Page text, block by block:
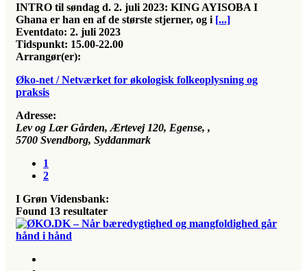
INTRO til søndag d. 2. juli 2023: KING AYISOBA I
Ghana er han en af de største stjerner, og i [...]
Eventdato: 2. juli 2023
Tidspunkt: 15.00-22.00
Arrangør(er):
Øko-net / Netværket for økologisk folkeoplysning og
praksis
Adresse:
Lev og Lær Gården, Ærtevej 120, Egense, ,
5700 Svendborg, Syddanmark
1
2
I Grøn Vidensbank:
Found 13 resultater